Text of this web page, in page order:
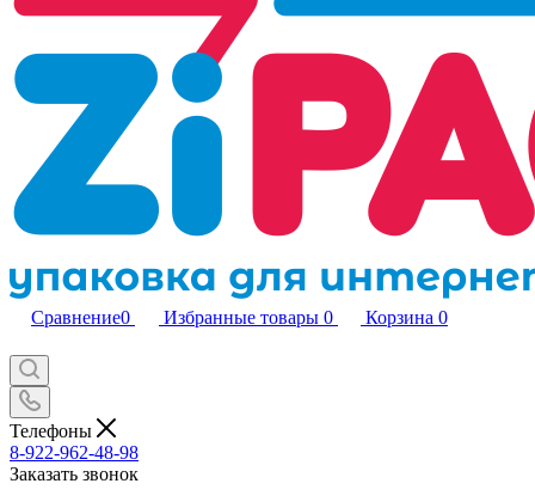
Сравнение0 Избранные товары 0 Корзина 0
Телефоны
8-922-962-48-98
Заказать звонок